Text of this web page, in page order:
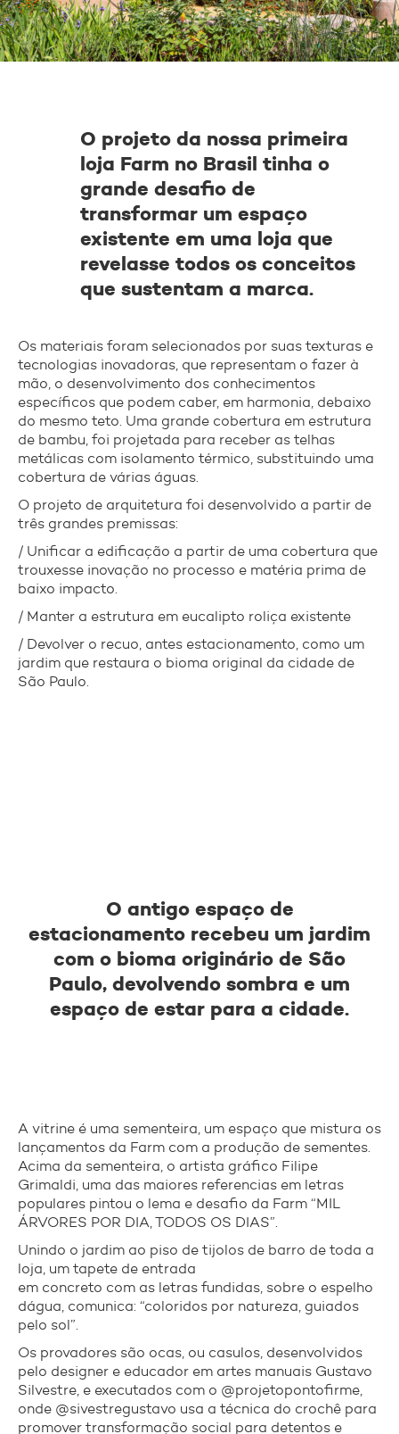
O projeto da nossa primeira
loja Farm no Brasil tinha o
grande desafio de
transformar um espaço
existente em uma loja que
revelasse todos os conceitos
que sustentam a marca.
Os materiais foram selecionados por suas texturas e
tecnologias inovadoras, que representam o fazer à
mão, o desenvolvimento dos conhecimentos
específicos que podem caber, em harmonia, debaixo
do mesmo teto. Uma grande cobertura em estrutura
de bambu, foi projetada para receber as telhas
metálicas com isolamento térmico, substituindo uma
cobertura de várias águas.
O projeto de arquitetura foi desenvolvido a partir de
três grandes premissas:
/ Unificar a edificação a partir de uma cobertura que
trouxesse inovação no processo e matéria prima de
baixo impacto.
/ Manter a estrutura em eucalipto roliça existente
/ Devolver o recuo, antes estacionamento, como um
jardim que restaura o bioma original da cidade de
São Paulo.
O antigo espaço de
estacionamento recebeu um jardim
com o bioma originário de São
Paulo, devolvendo sombra e um
espaço de estar para a cidade.
A vitrine é uma sementeira, um espaço que mistura os
lançamentos da Farm com a produção de sementes.
Acima da sementeira, o artista gráfico Filipe
Grimaldi, uma das maiores referencias em letras
populares pintou o lema e desafio da Farm “MIL
ÁRVORES POR DIA, TODOS OS DIAS”.
Unindo o jardim ao piso de tijolos de barro de toda a
loja, um tapete de entrada
em concreto com as letras fundidas, sobre o espelho
dágua, comunica: “coloridos por natureza, guiados
pelo sol”.
Os provadores são ocas, ou casulos, desenvolvidos
pelo designer e educador em artes manuais Gustavo
Silvestre, e executados com o @projetopontofirme,
onde @sivestregustavo usa a técnica do crochê para
promover transformação social para detentos e